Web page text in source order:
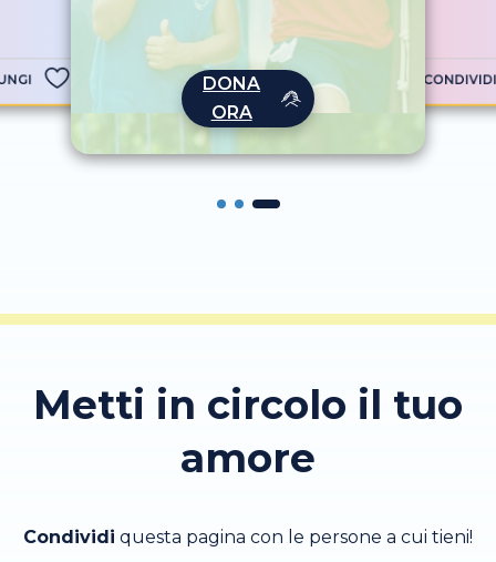
DONA
ORA
CONDIVIDI
Metti in circolo il tuo
amore
Condividi questa pagina con le persone a cui tieni!